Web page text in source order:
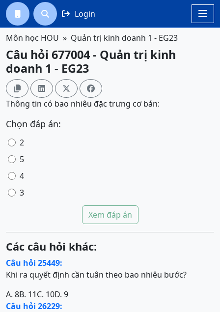

  Login
Môn học HOU Quản trị kinh doanh 1 - EG23
Câu hỏi 677004 - Quản trị kinh
doanh 1 - EG23
   
Thông tin có bao nhiêu đặc trưng cơ bản:
Chọn đáp án:
2
5
4
3
Xem đáp án
Các câu hỏi khác:
Câu hỏi 25449:
Khi ra quyết định cần tuân theo bao nhiêu bước?
A. 8B. 11C. 10D. 9
Câu hỏi 26229: